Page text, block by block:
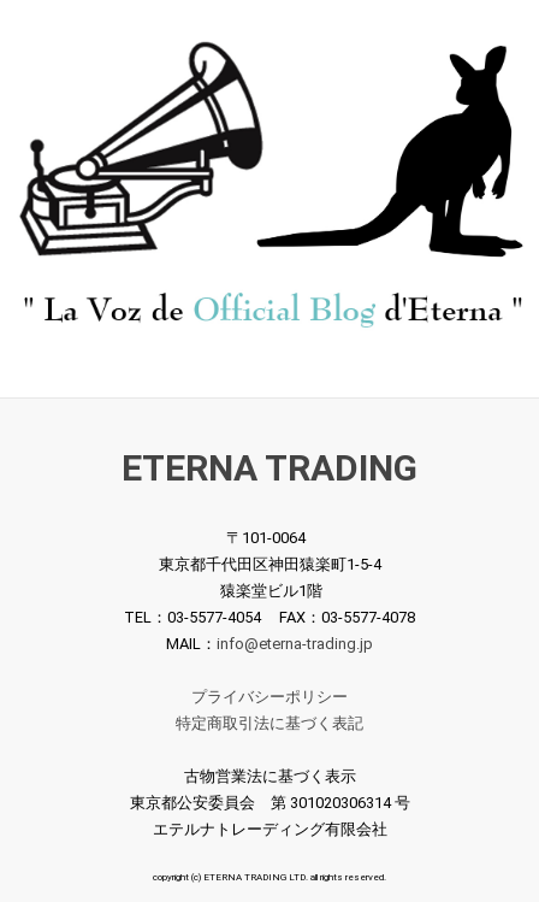
ETERNA TRADING
〒101-0064
東京都千代田区神田猿楽町1-5-4
猿楽堂ビル1階
TEL：03-5577-4054 FAX：03-5577-4078
MAIL： info@eterna-trading.jp
プライバシーポリシー
特定商取引法に基づく表記
古物営業法に基づく表示
東京都公安委員会 第 301020306314 号
エテルナトレーディング有限会社
copyright (c) ETERNA TRADING LTD. all rights reserved.